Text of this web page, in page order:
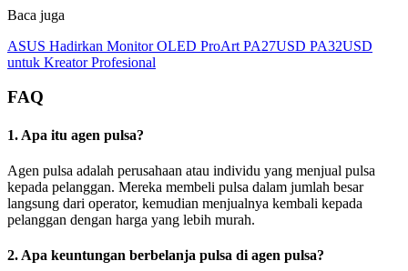
Baca juga
ASUS Hadirkan Monitor OLED ProArt PA27USD PA32USD
untuk Kreator Profesional
FAQ
1. Apa itu agen pulsa?
Agen pulsa adalah perusahaan atau individu yang menjual pulsa
kepada pelanggan. Mereka membeli pulsa dalam jumlah besar
langsung dari operator, kemudian menjualnya kembali kepada
pelanggan dengan harga yang lebih murah.
2. Apa keuntungan berbelanja pulsa di agen pulsa?